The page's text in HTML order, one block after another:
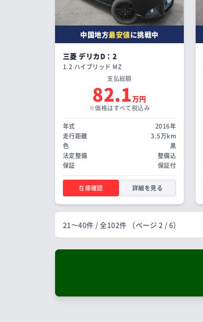
中国地方最安値に挑戦中
三菱 デリカD：2
1.2 ハイブリッド MZ
支払総額
82.1万円
※価格はすべて税込み
年式
2016年
走行距離
3.5万km
色
黒
法定整備
整備込
保証
保証付
在庫確認 詳細を見る
21〜40件 / 全102件 （ページ 2 / 6）